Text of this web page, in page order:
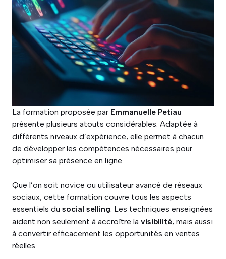
La formation proposée par Emmanuelle Petiau
présente plusieurs atouts considérables. Adaptée à
différents niveaux d’expérience, elle permet à chacun
de développer les compétences nécessaires pour
optimiser sa présence en ligne.
Que l’on soit novice ou utilisateur avancé de réseaux
sociaux, cette formation couvre tous les aspects
essentiels du social selling. Les techniques enseignées
aident non seulement à accroître la visibilité, mais aussi
à convertir efficacement les opportunités en ventes
réelles.